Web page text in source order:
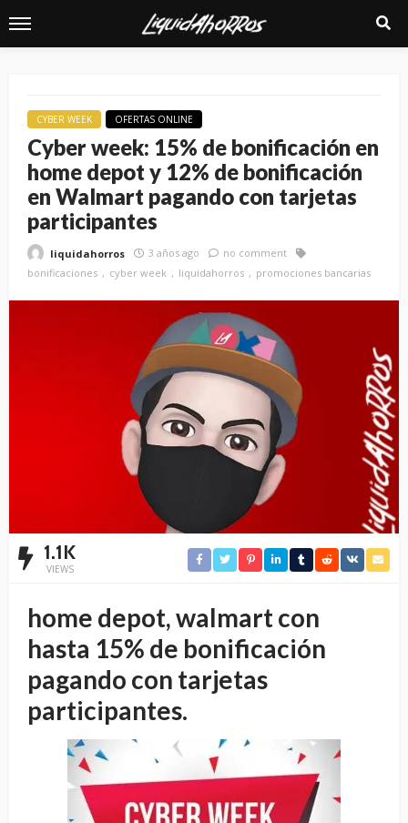
CYBER WEEK OFERTAS ONLINE
Cyber week: 15% de bonificación en
home depot y 12% de bonificación
en Walmart pagando con tarjetas
participantes
liquidahorros 3 años ago
no comment
bonificaciones
cyber week liquidahorros promociones bancarias
1.1K
VIEWS
home depot, walmart con
hasta 15% de bonificación
pagando con tarjetas
participantes.